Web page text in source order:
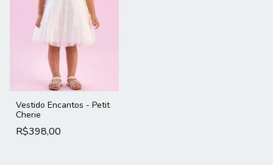
Vestido Encantos - Petit
Cherie
R$398,00